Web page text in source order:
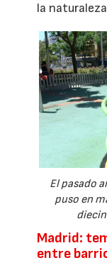
la
El pasado
puso en
Madrid:
entre